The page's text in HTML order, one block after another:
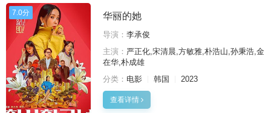
7.0分 华丽的她
导演： 李承俊
主演： 严正化,宋清晨,方敏雅,朴浩山,孙秉浩,金
在华,朴成雄
分类： 电影 韩国 2023
查看详情